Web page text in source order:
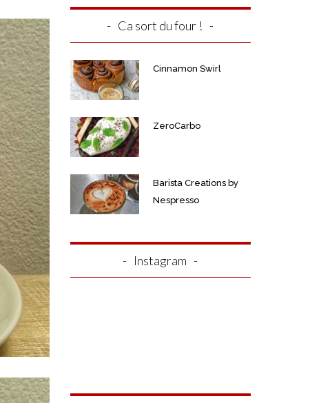
Ca sort du four !
Cinnamon Swirl
ZeroCarbo
Barista Creations by
Nespresso
Instagram